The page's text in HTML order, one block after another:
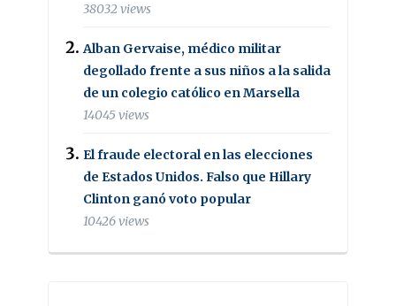
38032 views
Alban Gervaise, médico militar
degollado frente a sus niños a la salida
de un colegio católico en Marsella
14045 views
El fraude electoral en las elecciones
de Estados Unidos. Falso que Hillary
Clinton ganó voto popular
10426 views